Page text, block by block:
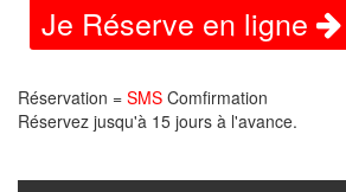
Je Réserve en ligne
Réservation = SMS Comfirmation
Réservez jusqu'à 15 jours à l'avance.